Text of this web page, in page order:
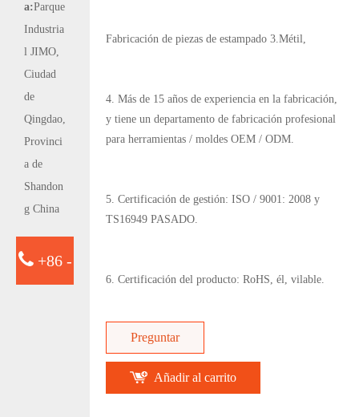
a:Parque
Industria
l JIMO,
Ciudad
de
Qingdao,
Provinci
a de
Shandon
g China
+86 -
Fabricación de piezas de estampado 3.Métil,
4. Más de 15 años de experiencia en la fabricación,
y tiene un departamento de fabricación profesional
para herramientas / moldes OEM / ODM.
5. Certificación de gestión: ISO / 9001: 2008 y
TS16949 PASADO.
6. Certificación del producto: RoHS, él, vilable.
Preguntar
Añadir al carrito